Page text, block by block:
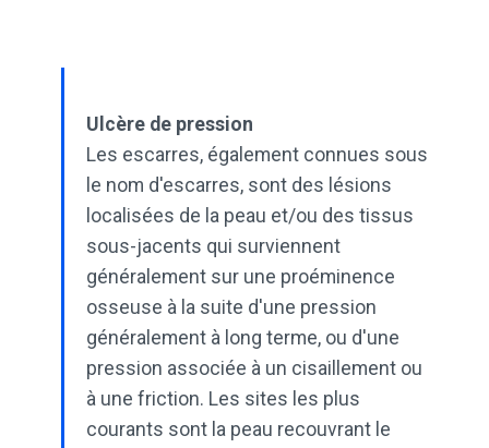
Ulcère de pression
Les escarres, également connues sous
le nom d'escarres, sont des lésions
localisées de la peau et/ou des tissus
sous-jacents qui surviennent
généralement sur une proéminence
osseuse à la suite d'une pression
généralement à long terme, ou d'une
pression associée à un cisaillement ou
à une friction. Les sites les plus
courants sont la peau recouvrant le